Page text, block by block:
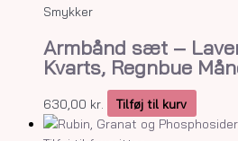
Smykker
Armbånd sæt –
Kvarts, Regnbue
630,00 kr. Tilføj til kurv